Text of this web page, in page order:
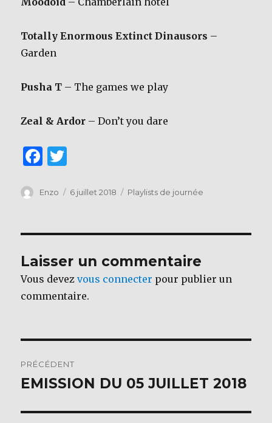
Totally Enormous Extinct Dinausors –
Garden
Pusha T – The games we play
Zeal & Ardor – Don’t you dare
F
c
b
o
o
k
it
r
Auteur
Enzo
Publié
6 juillet 2018 Catégories
Playlists de journée
Laisser un commentaire
Vous devezvous connecter pour publier un
commentaire.
de
PRÉCÉDENT
Publication
EMISSION DU 05 JUILLET 2018